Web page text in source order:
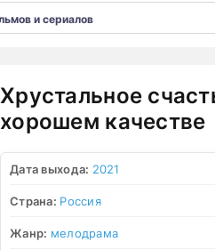
Хрустальное
хорошем качестве
Дата выхода: 2021
Страна: Россия
Жанр: мелодрама